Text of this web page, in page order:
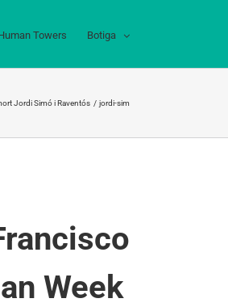
Towers Botiga
Jordi Simó i Raventós jordi-sim
Week